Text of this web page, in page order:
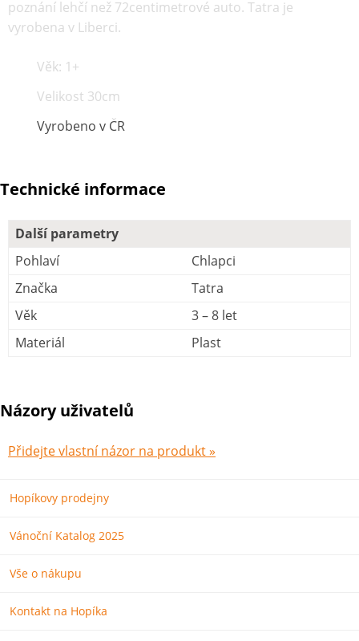
poznání lehčí než 72centimetrové auto. Tatra je
vyrobena v Liberci.
Věk: 1+
Velikost 30cm
Vyrobeno v ČR
Technické informace
Další parametry
Pohlaví
Chlapci
Značka
Tatra
Věk
3 – 8 let
Materiál
Plast
Názory uživatelů
Přidejte vlastní názor na produkt »
Hopíkovy prodejny
Vánoční Katalog 2025
Vše o nákupu
Kontakt na Hopíka